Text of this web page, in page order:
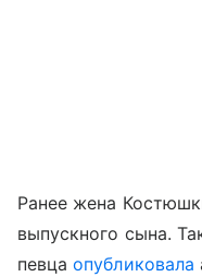
Ранее жена
выпускного сына.
певцаопубликовала